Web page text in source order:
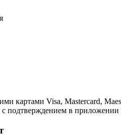
картами Visa, Mastercard,
подтверждением в